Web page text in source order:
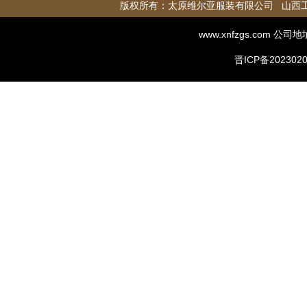
版权所有： 太原维尔亚服装有限公司 山西
www.xnfzgs.com 公司地
晋ICP备